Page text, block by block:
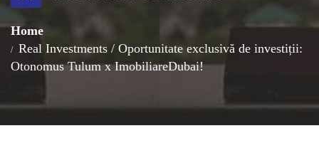
Home
Real Investments / Oportunitate exclusivă de investiții:
Otonomus Tulum x ImobiliareDubai!